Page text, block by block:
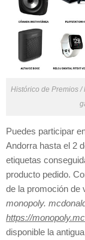
Histórico de Premios /
Puedes participar
Andorra hasta el 2
etiquetas
producto pedido.
de la promoción de
monopoly.
https://
disponible la